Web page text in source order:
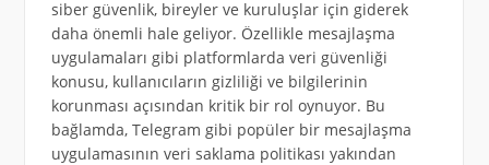
siber güvenlik, bireyler ve kuruluşlar için giderek
daha önemli hale geliyor. Özellikle mesajlaşma
uygulamaları gibi platformlarda veri güvenliği
konusu, kullanıcıların gizliliği ve bilgilerinin
korunması açısından kritik bir rol oynuyor. Bu
bağlamda, Telegram gibi popüler bir mesajlaşma
uygulamasının veri saklama politikası yakından